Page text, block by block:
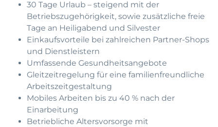
30 Tage Urlaub – steigend mit der
Betriebszugehörigkeit, sowie zusätzliche freie
Tage an Heiligabend und Silvester
Einkaufsvorteile bei zahlreichen Partner-Shops
und Dienstleistern
Umfassende Gesundheitsangebote
Gleitzeitregelung für eine familienfreundliche
Arbeitszeitgestaltung
Mobiles Arbeiten bis zu 40 % nach der
Einarbeitung
Betriebliche Altersvorsorge mit